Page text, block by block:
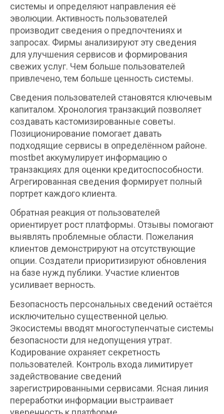
системы и определяют направления её
эволюции. Активность пользователей
производит сведения о предпочтениях и
запросах. Фирмы анализируют эту сведения
для улучшения сервисов и формирования
свежих услуг. Чем больше пользователей
привлечено, тем больше ценность системы.
Сведения пользователей становятся ключевым
капиталом. Хронология транзакций позволяет
создавать кастомизированные советы.
Позиционирование помогает давать
подходящие сервисы в определённом районе.
mostbet аккумулирует информацию о
транзакциях для оценки кредитоспособности.
Агрегированная сведения формирует полный
портрет каждого клиента.
Обратная реакция от пользователей
ориентирует рост платформы. Отзывы помогают
выявлять проблемные области. Пожелания
клиентов демонстрируют на отсутствующие
опции. Создатели приоритизируют обновления
на базе нужд публики. Участие клиентов
усиливает верность.
Безопасность персональных сведений остаётся
исключительно существенной целью.
Экосистемы вводят многоступенчатые системы
безопасности для недопущения утрат.
Кодирование охраняет секретность
пользователей. Контроль входа лимитирует
задействование сведений
зарегистрированными сервисами. Ясная линия
переработки информации выстраивает